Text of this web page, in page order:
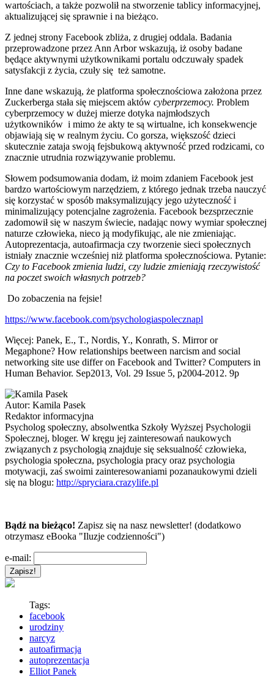
wartościach, a także pozwolił na stworzenie tablicy informacyjnej,
aktualizującej się sprawnie i na bieżąco.
Z jednej strony Facebook zbliża, z drugiej oddala. Badania
przeprowadzone przez Ann Arbor wskazują, iż osoby badane
będące aktywnymi użytkownikami portalu odczuwały spadek
satysfakcji z życia, czuły się też samotne.
Inne dane wskazują, że platforma społecznościowa założona przez
Zuckerberga stała się miejscem aktów cyberprzemocy. Problem
cyberprzemocy w dużej mierze dotyka najmłodszych
użytkowników i mimo że akty te są wirtualne, ich konsekwencje
objawiają się w realnym życiu. Co gorsza, większość dzieci
skutecznie zataja swoją fejsbukową aktywność przed rodzicami, co
znacznie utrudnia rozwiązywanie problemu.
Słowem podsumowania dodam, iż moim zdaniem Facebook jest
bardzo wartościowym narzędziem, z którego jednak trzeba nauczyć
się korzystać w sposób maksymalizujący jego użyteczność i
minimalizujący potencjalne zagrożenia. Facebook bezsprzecznie
zadomowił się w naszym świecie, nadając nowy wymiar społecznej
naturze człowieka, nieco ją modyfikując, ale nie zmieniając.
Autoprezentacja, autoafirmacja czy tworzenie sieci społecznych
istniały znacznie wcześniej niż platforma społecznościowa. Pytanie:
Czy to Facebook zmienia ludzi, czy ludzie zmieniają rzeczywistość
na poczet swoich własnych potrzeb?
Do zobaczenia na fejsie!
https://www.facebook.com/psychologiaspolecznapl
Więcej: Panek, E., T., Nordis, Y., Konrath, S. Mirror or
Megaphone? How relationships beetween narcism and social
networking site use differ on Facebook and Twitter? Computers in
Human Behavior. Sep2013, Vol. 29 Issue 5, p2004-2012. 9p
Autor: Kamila Pasek
Redaktor informacyjna
Psycholog społeczny, absolwentka Szkoły Wyższej Psychologii
Społecznej, bloger. W kręgu jej zainteresowań naukowych
związanych z psychologią znajduje się seksualność człowieka,
psychologia społeczna, psychologia pracy oraz psychologia
motywacji, zaś swoimi zainteresowaniami pozanaukowymi dzieli
się na blogu: http://spryciara.crazylife.pl
Bądź na bieżąco! Zapisz się na nasz newsletter! (dodatkowo
otrzymasz eBooka "Iluzje codzienności")
e-mail:
Tags:
facebook
urodziny
narcyz
autoafirmacja
autoprezentacja
Elliot Panek